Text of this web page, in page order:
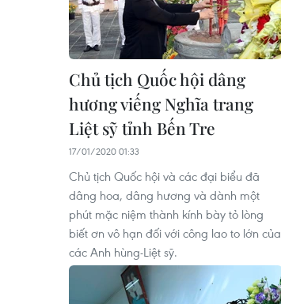
Chủ tịch Quốc hội dâng
hương viếng Nghĩa trang
Liệt sỹ tỉnh Bến Tre
17/01/2020 01:33
Chủ tịch Quốc hội và các đại biểu đã
dâng hoa, dâng hương và dành một
phút mặc niệm thành kính bày tỏ lòng
biết ơn vô hạn đối với công lao to lớn của
các Anh hùng-Liệt sỹ.